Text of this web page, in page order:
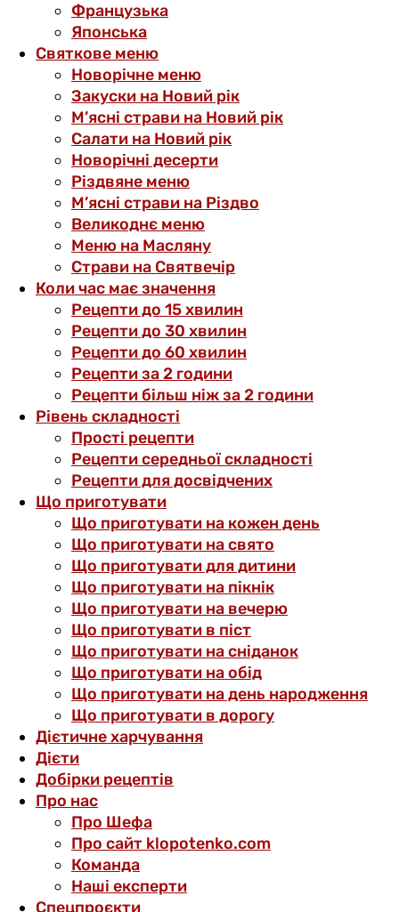
Французька
Японська
Святкове меню
Новорічне меню
Закуски на Новий рік
М’ясні страви на Новий рік
Салати на Новий рік
Новорічні десерти
Різдвяне меню
М’ясні страви на Різдво
Великоднє меню
Меню на Масляну
Страви на Святвечір
Коли час має значення
Рецепти до 15 хвилин
Рецепти до 30 хвилин
Рецепти до 60 хвилин
Рецепти за 2 години
Рецепти більш ніж за 2 години
Рівень складності
Прості рецепти
Рецепти середньої складності
Рецепти для досвідчених
Що приготувати
Що приготувати на кожен день
Що приготувати на свято
Що приготувати для дитини
Що приготувати на пікнік
Що приготувати на вечерю
Що приготувати в піст
Що приготувати на сніданок
Що приготувати на обід
Що приготувати на день народження
Що приготувати в дорогу
Дієтичне харчування
Дієти
Добірки рецептів
Про нас
Про Шефа
Про сайт klopotenko.com
Команда
Наші експерти
Спецпроєкти